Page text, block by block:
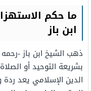
ما حكم
ابن باز
ذهب الشيخ ابن باز -رحمه
بشريعة التوحيد أو
الدين الإسلامي يعد